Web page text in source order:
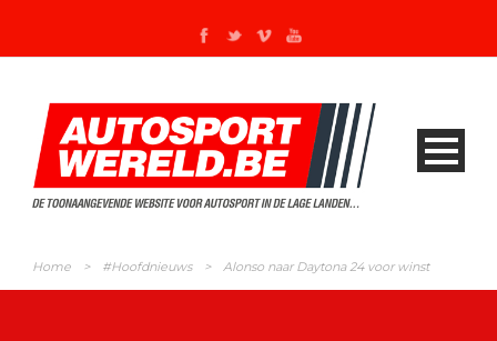
Home > #Hoofdnieuws > Alonso naar Daytona 24 voor winst